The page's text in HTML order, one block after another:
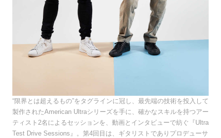
“限界とは超えるもの”をタグラインに冠し、最先端の技術を投入して
製作されたAmerican Ultraシリーズを手に、確かなスキルを持つアー
ティスト2名によるセッションを、動画とインタビューで紡ぐ『Ultra
Test Drive Sessions』。第4回目は、ギタリストでありプロデューサ